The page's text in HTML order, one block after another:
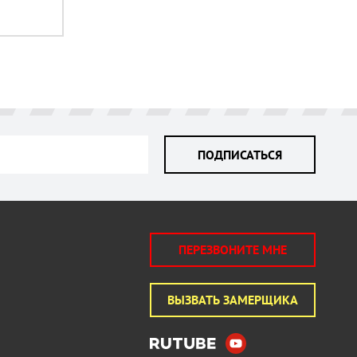
ПОДПИСАТЬСЯ
ПЕРЕЗВОНИТЕ МНЕ
ВЫЗВАТЬ ЗАМЕРЩИКА